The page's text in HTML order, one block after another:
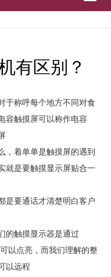
有区别？
于称呼每个地方不同对食
容触摸屏可以称作电容
，着单单是触摸屏的遇到
就是要触摸显示屏贴合一
是要通话才清楚明白客户
触摸显示器是通过
以点亮，而我们理解的整
以远程